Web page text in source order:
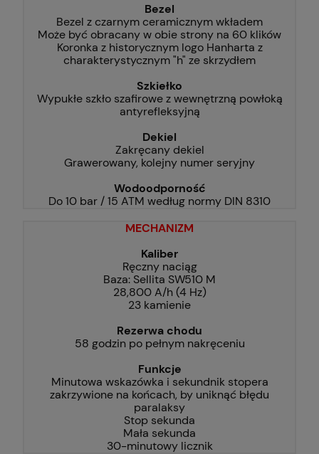
Bezel
Bezel z czarnym ceramicznym wkładem
Może być obracany w obie strony na 60 klików
Koronka z historycznym logo Hanharta z
charakterystycznym "h" ze skrzydłem
Szkiełko
Wypukłe szkło szafirowe z wewnętrzną powłoką
antyrefleksyjną
Dekiel
Zakręcany dekiel
Grawerowany, kolejny numer seryjny
Wodoodporność
Do 10 bar / 15 ATM według normy DIN 8310
MECHANIZM
Kaliber
Ręczny naciąg
Baza: Sellita SW510 M
28,800 A/h (4 Hz)
23 kamienie
Rezerwa chodu
58 godzin po pełnym nakręceniu
Funkcje
Minutowa wskazówka i sekundnik stopera
zakrzywione na końcach, by uniknąć błędu
paralaksy
Stop sekunda
Mała sekunda
30-minutowy licznik